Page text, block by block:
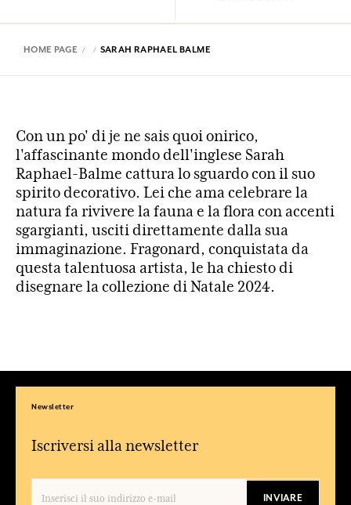
HOME PAGE SARAH RAPHAEL BALME
Con un po' di je ne sais quoi onirico,
l'affascinante mondo dell'inglese Sarah
Raphael-Balme cattura lo sguardo con il suo
spirito decorativo. Lei che ama celebrare la
natura fa rivivere la fauna e la flora con accenti
sgargianti, usciti direttamente dalla sua
immaginazione. Fragonard, conquistata da
questa talentuosa artista, le ha chiesto di
disegnare la collezione di Natale 2024.
Newsletter
Iscriversi alla newsletter
INVIARE